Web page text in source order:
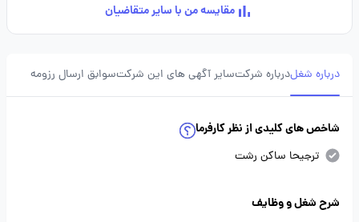
مقایسه من با سایر متقاضیان
درباره شغلدرباره شرکتسایر آگهی های این شرکتسوابق ارسال رزومه
شاخص های کلیدی از نظر کارفرما
ترجیحا ساکن رشت
شرح شغل و وظایف